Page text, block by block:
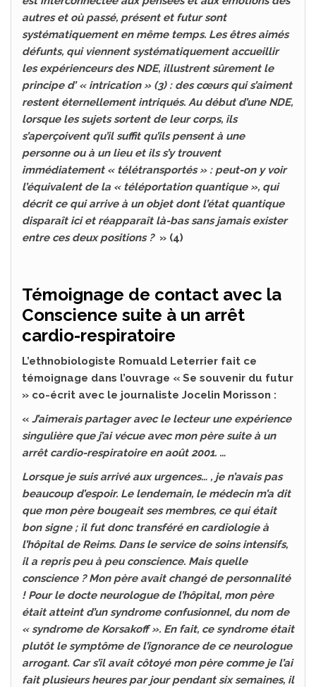
autres et où passé, présent et futur sont
systématiquement en même temps. Les êtres aimés
défunts, qui viennent systématiquement accueillir
les expérienceurs des NDE, illustrent sûrement le
principe d’ « intrication » (3) : des cœurs qui s’aiment
restent éternellement intriqués. Au début d’une NDE,
lorsque les sujets sortent de leur corps, ils
s’aperçoivent qu’il suffit qu’ils pensent à une
personne ou à un lieu et ils s’y trouvent
immédiatement « télétransportés » : peut-on y voir
l’équivalent de la « téléportation quantique », qui
décrit ce qui arrive à un objet dont l’état quantique
disparaît ici et réapparaît là-bas sans jamais exister
entre ces deux positions ?» (4)
Témoignage de contact avec la
Conscience suite à un arrêt
cardio-respiratoire
L’ethnobiologiste Romuald Leterrier fait ce
témoignage dans l’ouvrage « Se souvenir du futur
» co-écrit avec le journaliste Jocelin Morisson :
« J’aimerais partager avec le lecteur une expérience
singulière que j’ai vécue avec mon père suite à un
arrêt cardio-respiratoire en août 2001. …
Lorsque je suis arrivé aux urgences… , je n’avais pas
beaucoup d’espoir. Le lendemain, le médecin m’a dit
que mon père bougeait ses membres, ce qui était
bon signe ; il fut donc transféré en cardiologie à
l’hôpital de Reims. Dans le service de soins intensifs,
il a repris peu à peu conscience. Mais quelle
conscience ? Mon père avait changé de personnalité
! Pour le docte neurologue de l’hôpital, mon père
était atteint d’un syndrome confusionnel, du nom de
« syndrome de Korsakoff ». En fait, ce syndrome était
plutôt le symptôme de l’ignorance de ce neurologue
arrogant. Car s’il avait côtoyé mon père comme je l’ai
fait plusieurs heures par jour pendant six semaines, il